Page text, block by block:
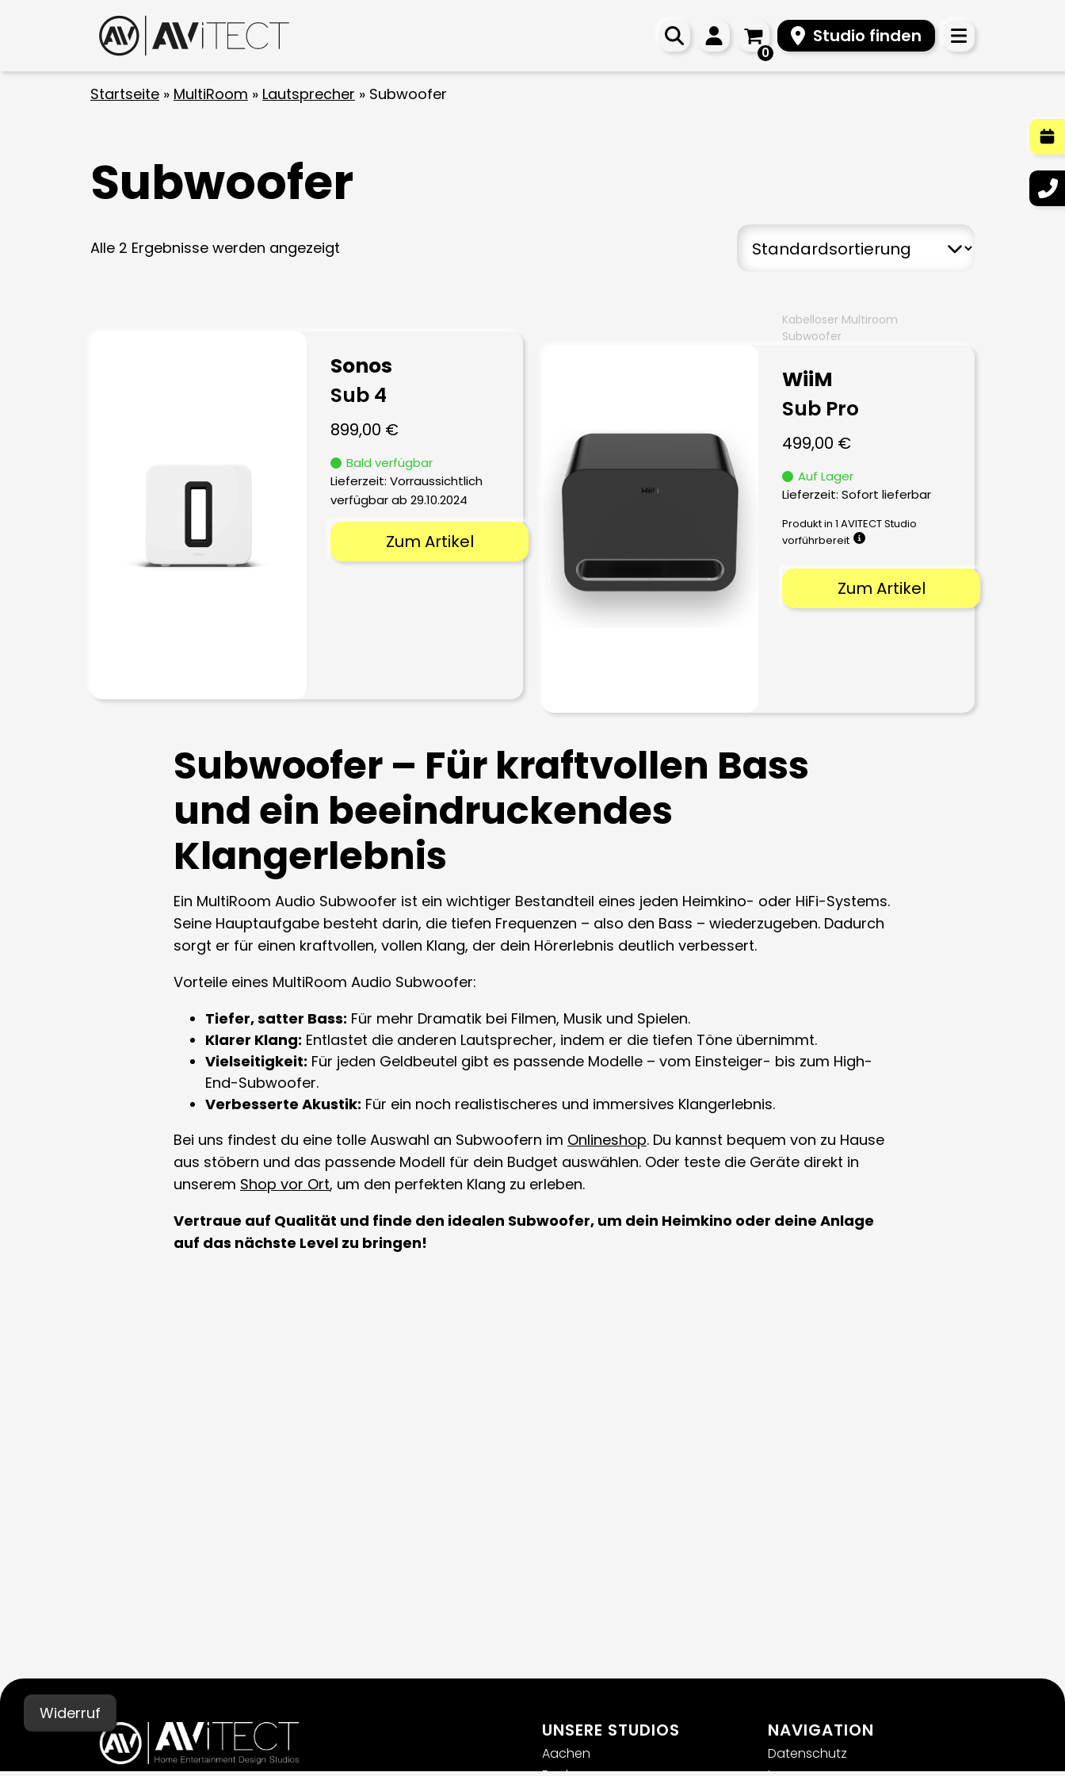
0
Studio finden
Startseite » MultiRoom » Lautsprecher » Subwoofer
Subwoofer
Alle 2 Ergebnisse werden angezeigt
Sonos
Sub 4
899,00 €
Bald verfügbar
Lieferzeit: Vorraussichtlich
verfügbar ab 29.10.2024
Zum Artikel
Kabelloser Multiroom
Subwoofer
WiiM
Sub Pro
499,00 €
Auf Lager
Lieferzeit: Sofort lieferbar
Produkt in 1 AVITECT Studio
vorführbereit
Zum Artikel
Subwoofer – Für kraftvollen Bass
und ein beeindruckendes
Klangerlebnis
Ein MultiRoom Audio Subwoofer ist ein wichtiger Bestandteil eines jeden Heimkino- oder HiFi-Systems.
Seine Hauptaufgabe besteht darin, die tiefen Frequenzen – also den Bass – wiederzugeben. Dadurch
sorgt er für einen kraftvollen, vollen Klang, der dein Hörerlebnis deutlich verbessert.
Vorteile eines MultiRoom Audio Subwoofer:
Tiefer, satter Bass: Für mehr Dramatik bei Filmen, Musik und Spielen.
Klarer Klang: Entlastet die anderen Lautsprecher, indem er die tiefen Töne übernimmt.
Vielseitigkeit: Für jeden Geldbeutel gibt es passende Modelle – vom Einsteiger- bis zum High-
End-Subwoofer.
Verbesserte Akustik: Für ein noch realistischeres und immersives Klangerlebnis.
Bei uns findest du eine tolle Auswahl an Subwoofern im Onlineshop. Du kannst bequem von zu Hause
aus stöbern und das passende Modell für dein Budget auswählen. Oder teste die Geräte direkt in
unserem Shop vor Ort, um den perfekten Klang zu erleben.
Vertraue auf Qualität und finde den idealen Subwoofer, um dein Heimkino oder deine Anlage
auf das nächste Level zu bringen!
Widerruf
UNSERE STUDIOS
Aachen
NAVIGATION
Datenschutz